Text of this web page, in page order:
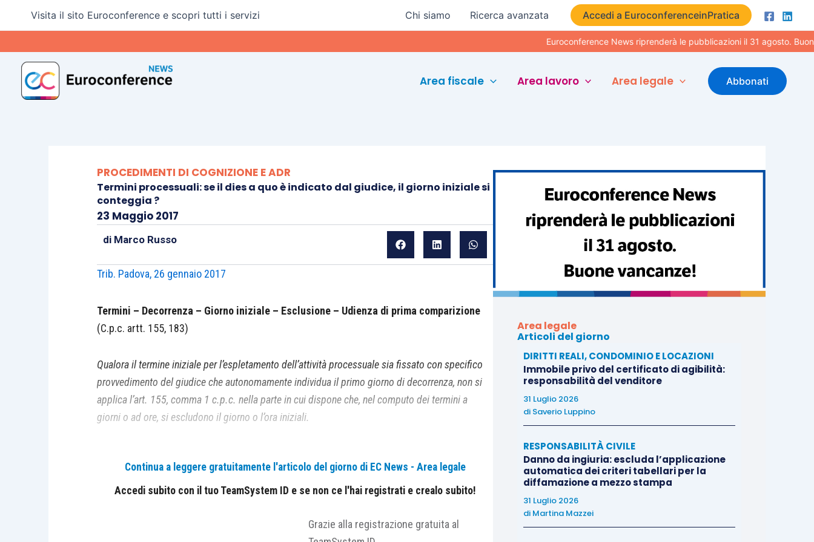
Visita il sito Euroconference e scopri tutti i servizi Chi siamo Ricerca avanzata Accedi a EuroconferenceinPratica
Euroconference News riprenderà le pubblicazioni il 31 agosto. Buone
Area fiscale Area lavoro Area legale Abbonati
PROCEDIMENTI DI COGNIZIONE E ADR
Termini processuali: se il dies a quo è indicato dal giudice, il giorno iniziale si
conteggia ?
23 Maggio 2017
di Marco Russo
Trib. Padova, 26 gennaio 2017
Termini – Decorrenza – Giorno iniziale – Esclusione – Udienza di prima comparizione
(C.p.c. artt. 155, 183)
Qualora il termine iniziale per l’espletamento dell’attività processuale sia fissato con specifico
provvedimento del giudice che autonomamente individua il primo giorno di decorrenza, non si
applica l’art. 155, comma 1 c.p.c. nella parte in cui dispone che, nel computo dei termini a
giorni o ad ore, si escludono il giorno o l’ora iniziali.
In prima udienza, il giudice assegna i termini di cui all’art. 183, comma 6 c.p.c. “con
Continua a leggere gratuitamente l'articolo del giorno di EC News - Area legale
Accedi subito con il tuo TeamSystem ID e se non ce l'hai registrati e crealo subito!
Grazie alla registrazione gratuita al
Area legale
Articoli del giorno
DIRITTI REALI, CONDOMINIO E LOCAZIONI
Immobile privo del certificato di agibilità:
responsabilità del venditore
31 Luglio 2026
di Saverio Luppino
RESPONSABILITÀ CIVILE
Danno da ingiuria: escluda l’applicazione
automatica dei criteri tabellari per la
diffamazione a mezzo stampa
31 Luglio 2026
di Martina Mazzei